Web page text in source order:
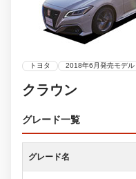
トヨタ 2018年6月発売モデル
クラウン
グレード一覧
グレード名